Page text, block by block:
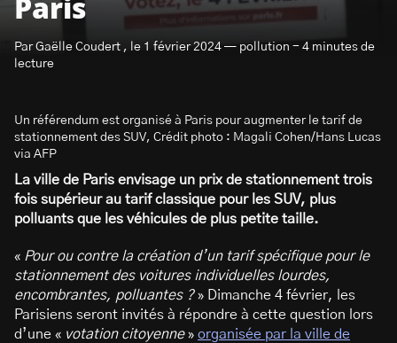
Paris
Par Gaëlle Coudert , le 1 février 2024 — pollution - 4 minutes de
lecture
Un référendum est organisé à Paris pour augmenter le tarif de
stationnement des SUV, Crédit photo : Magali Cohen/Hans Lucas
via AFP
La ville de Paris envisage un prix de stationnement trois
fois supérieur au tarif classique pour les SUV, plus
polluants que les véhicules de plus petite taille.
« Pour ou contre la création d’un tarif spécifique pour le
stationnement des voitures individuelles lourdes,
encombrantes, polluantes ?» Dimanche 4 février, les
Parisiens seront invités à répondre à cette question lors
d’une « votation citoyenne» organisée par la ville de
S’abonner à la newsletter